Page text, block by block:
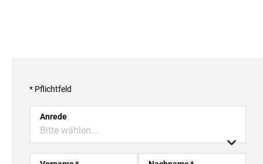
* Pflichtfeld
Anrede
Bitte wählen...
